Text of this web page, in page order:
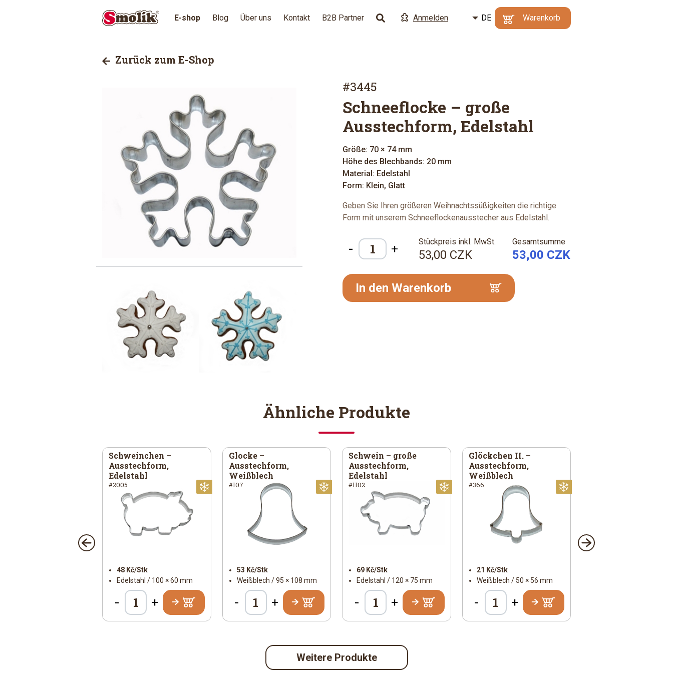
E-shop Blog Über uns Kontakt B2B Partner Anmelden
DE
Kč
Warenkorb
Zurück zum E-Shop
#3445
Schneeflocke – große
Ausstechform, Edelstahl
Größe: 70 × 74 mm
Höhe des Blechbands: 20 mm
Material: Edelstahl
Form: Klein, Glatt
Geben Sie Ihren größeren Weihnachtssüßigkeiten die richtige
Form mit unserem Schneeflockenausstecher aus Edelstahl.
- +
Stückpreis inkl. MwSt.
53,00 CZK
Gesamtsumme
53,00 CZK
In den Warenkorb
Ähnliche Produkte
Weihnachtlich
Schweinchen –
Ausstechform,
Edelstahl
#2005
48 Kč/Stk
Edelstahl / 100 × 60 mm
- +
Weihnachtlich
Glocke –
Ausstechform,
Weißblech
#107
53 Kč/Stk
Weißblech / 95 × 108 mm
- +
Weihnachtlich
Schwein – große
Ausstechform,
Edelstahl
#1102
69 Kč/Stk
Edelstahl / 120 × 75 mm
- +
Glöckchen II. –
Ausstechform,
Weißblech
#366
21 Kč/Stk
Weißblech / 50 × 56 mm
- +
Weihnachtlich
Weitere Produkte